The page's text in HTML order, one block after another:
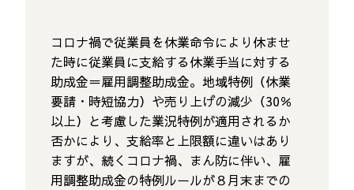
コロナ禍で従業員を休業命令により休ませ
た時に従業員に支給する休業手当に対する
助成金＝雇用調整助成金。地域特例（休業
要請・時短協力）や売り上げの減少（30％
以上）と考慮した業況特例が適用されるか
否かにより、支給率と上限額に違いはあり
ますが、続くコロナ禍、まん防に伴い、雇
用調整助成金の特例ルールが８月末までの